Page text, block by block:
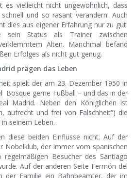
es vielleicht nicht ungewöhnlich, dass
und so rasant verändern. Auch
dies aus eigener Erfahrung nur zu gut.
sein Status als Trainer zwischen
Alten. Manchmal befand
Erfolges als nicht gut genug.
prägen das Leben
spielt der am 23. Dezember 1950 in
Bosque gerne Fußball – und das in der
Madrid. Neben den Königlichen ist
aufrecht und frei von Falschheit“) die
seinem Leben.
diese beiden Einflüsse nicht. Auf der
Nobelklub, der immer vom spanischen
Besucher des Santiago
Auf der anderen Seite Fermón del
der Familie ein Bahnbeamter, der im